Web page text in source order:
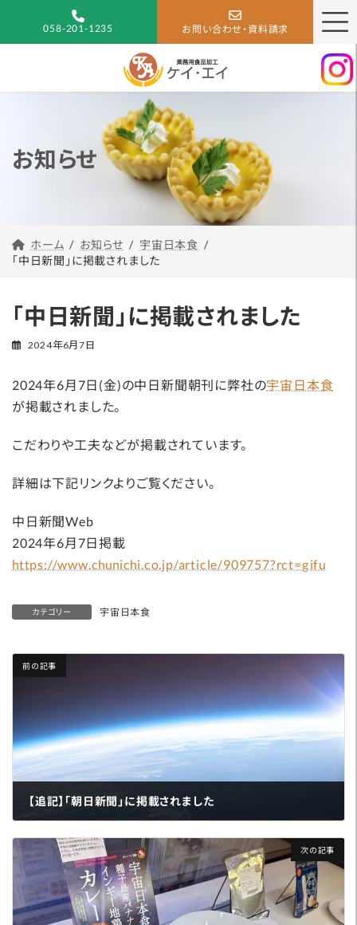
テ
ゲ
058-201-1235 お問い合わせ・資料請求
お知らせ
ホーム お知らせ 宇宙日本食
「中日新聞」に掲載されました
「中日新聞」に掲載されました
2024年6月7日
2024年6月7日(金)の中日新聞朝刊に弊社の宇宙日本食
が掲載されました。
こだわりや工夫などが掲載されています。
詳細は下記リンクよりご覧ください。
中日新聞Web
2024年6月7日掲載
https://www.chunichi.co.jp/article/909757?rct=gifu
カテゴリー 宇宙日本食
前の記事
【追記】「朝日新聞」に掲載されました
次の記事